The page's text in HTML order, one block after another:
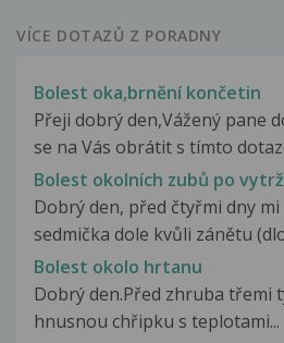
VÍCE DOTAZŮ Z PORADNY
Bolest oka,brnění končetin
Přeji dobrý den,Vážený pane
se na Vás obrátit s tímto
Bolest okolních zubů po
Dobrý den, před čtyřmi dny
sedmička dole kvůli zánětu
Bolest okolo hrtanu
Dobrý den.Před zhruba třemi
hnusnou chřipku s teplotami...